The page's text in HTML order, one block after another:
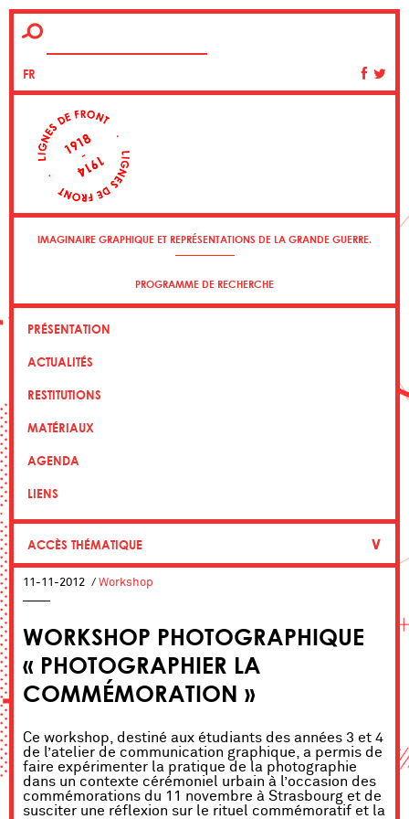
FR
IMAGINAIRE GRAPHIQUE ET REPRÉSENTATIONS DE LA GRANDE GUERRE.
PROGRAMME DE RECHERCHE
PRÉSENTATION
ACTUALITÉS
RESTITUTIONS
MATÉRIAUX
AGENDA
LIENS
ACCÈS THÉMATIQUE ∨
11-11-2012 / Workshop
WORKSHOP PHOTOGRAPHIQUE
« PHOTOGRAPHIER LA
COMMÉMORATION »
Ce workshop, destiné aux étudiants des années 3 et 4
de l’atelier de communication graphique, a permis de
faire expérimenter la pratique de la photographie
dans un contexte cérémoniel urbain à l’occasion des
commémorations du 11 novembre à Strasbourg et de
susciter une réflexion sur le rituel commémoratif et la